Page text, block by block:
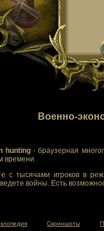
Военно-
hunting- браузерная
времени
с тысячами игроков в
войны. Есть
Скриншоты